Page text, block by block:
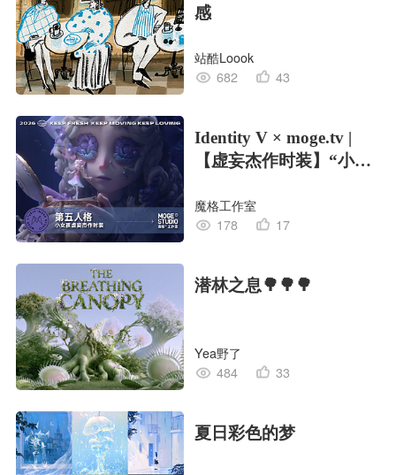
感
站酷Loook
682
43
Identity V × moge.tv |
【虚妄杰作时装】“小女
魔格工作室
178
17
潜林之息🌳🌳🌳
Yea野了
484
33
夏日彩色的梦